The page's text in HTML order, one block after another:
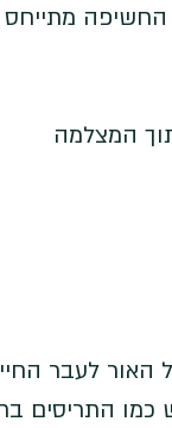
מתייחס
לעבר
התריסים